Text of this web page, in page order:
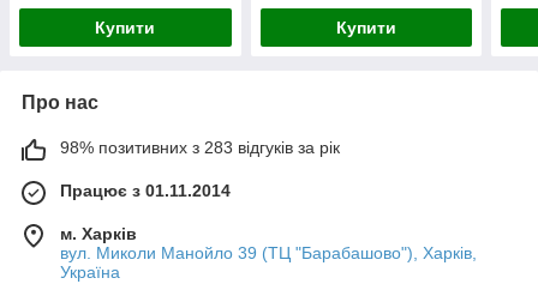
Купити Купити
Про нас
98% позитивних з 283 відгуків за рік
Працює з 01.11.2014
м. Харків
вул. Миколи Манойло 39 (ТЦ "Барабашово"), Харків,
Україна